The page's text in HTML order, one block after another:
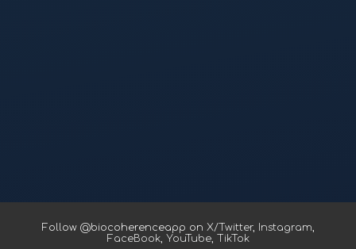
Follow @biocoherenceapp on X/Twitter, Instagram,
FaceBook, YouTube, TikTok